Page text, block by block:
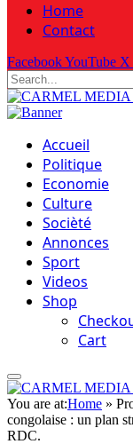
Home
Contact
FacebookYouTube X
Accueil
Politique
Economie
Culture
Socièté
Annonces
Sport
Videos
Shop
Cart
You are at:Home »
congolaise : un plan
RDC.